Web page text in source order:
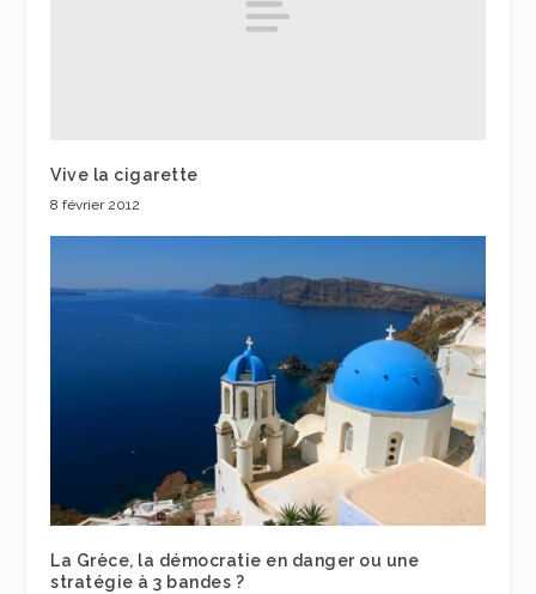
Vive la cigarette
8 février 2012
La Grèce, la démocratie en danger ou une
stratégie à 3 bandes ?